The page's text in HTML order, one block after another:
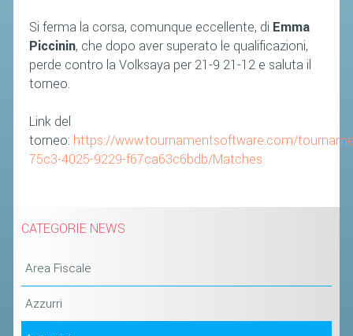
Si ferma la corsa, comunque eccellente, di Emma
Piccinin, che dopo aver superato le qualificazioni,
perde contro la Volksaya per 21-9 21-12 e saluta il
torneo.
Link del
torneo: https://www.tournamentsoftware.com/
75c3-4025-9229-f67ca63c6bdb/Matches
CATEGORIE NEWS
Area Fiscale
Azzurri